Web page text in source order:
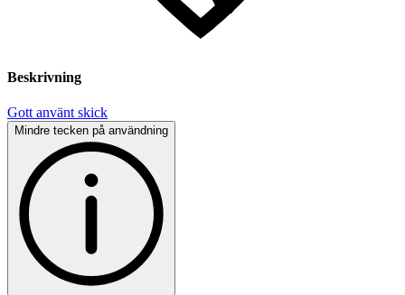
Beskrivning
Gott använt skick
Mindre tecken på användning